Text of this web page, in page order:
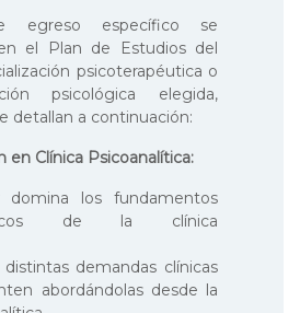
egreso específico se
el Plan de Estudios del
psicoterapéutica o
psicológica elegida,
detallan a continuación:
en Clínica Psicoanalítica:
los fundamentos
de la clínica
demandas clínicas
abordándolas desde la